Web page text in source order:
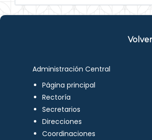
Administración Central
Página principal
Rectoría
Secretarios
Direcciones
Coordinaciones